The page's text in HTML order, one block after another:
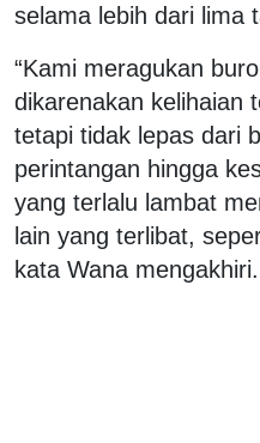
selama lebih dari lima
“Kami meragukan
dikarenakan kelihaian
tetapi tidak lepas dari
perintangan hingga
yang terlalu lambat
lain yang terlibat,
kata Wana mengakhiri.